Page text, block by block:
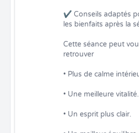
✔ Conseils adaptés
les bienfaits après la
Cette séance peut
retrouver
• Plus de calme
• Une meilleure vitalité.
• Un esprit plus clair.